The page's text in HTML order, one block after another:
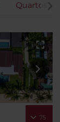
Quartos
75